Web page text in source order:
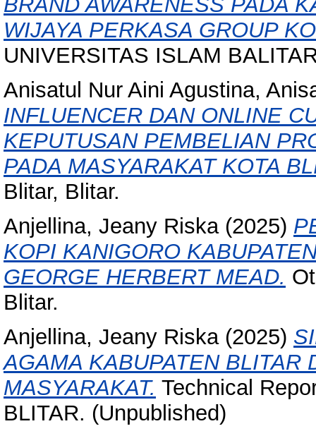
WIJAYA PERKASA GROUP
UNIVERSITAS ISLAM
Anisatul Nur Aini Agustina,
INFLUENCER DAN ONLINE
KEPUTUSAN PEMBELIAN
PADA MASYARAKAT KOTA
Blitar, Blitar.
Anjellina, Jeany Riska(2025)
KOPI KANIGORO
GEORGE HERBERT MEAD.
Blitar.
Anjellina, Jeany Riska(2025)
AGAMA KABUPATEN BLITAR
MASYARAKAT. Technical
BLITAR. (Unpublished)